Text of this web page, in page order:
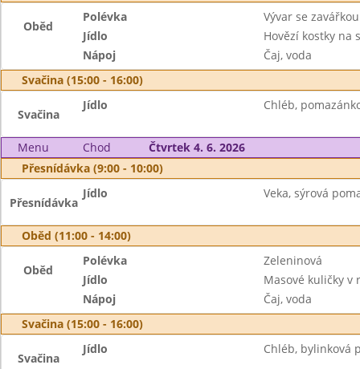
Oběd
Polévka
Vývar se zavářkou
Jídlo
Hovězí kostky na
Nápoj
Čaj, voda
Svačina (15:00 - 16:00)
Svačina
Jídlo Chléb,
Menu Chod
Čtvrtek 4. 6. 2026
Přesnídávka (9:00 - 10:00)
Přesnídávka
Jídlo Veka, sýrová
Oběd (11:00 - 14:00)
Oběd
Polévka
Zeleninová
Jídlo
Masové kuličky v
Nápoj
Čaj, voda
Svačina (15:00 - 16:00)
Svačina
Jídlo Chléb, bylinková